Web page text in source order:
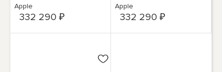
Apple
332 290 ₽
Apple
332 290 ₽